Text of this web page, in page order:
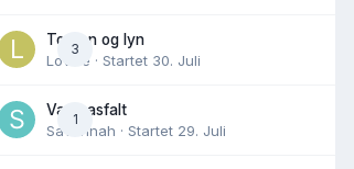
3
Torden og lyn
Lovise · Startet 30. Juli
1
Varm asfalt
Savannah · Startet 29. Juli